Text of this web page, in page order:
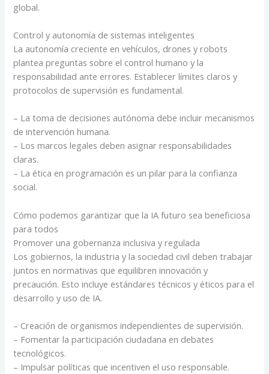
global.
Control y autonomía de sistemas inteligentes
La autonomía creciente en vehículos, drones y robots
plantea preguntas sobre el control humano y la
responsabilidad ante errores. Establecer límites claros y
protocolos de supervisión es fundamental.
– La toma de decisiones autónoma debe incluir mecanismos
de intervención humana.
– Los marcos legales deben asignar responsabilidades
claras.
– La ética en programación es un pilar para la confianza
social.
Cómo podemos garantizar que la IA futuro sea beneficiosa
para todos
Promover una gobernanza inclusiva y regulada
Los gobiernos, la industria y la sociedad civil deben trabajar
juntos en normativas que equilibren innovación y
precaución. Esto incluye estándares técnicos y éticos para el
desarrollo y uso de IA.
– Creación de organismos independientes de supervisión.
– Fomentar la participación ciudadana en debates
tecnológicos.
– Impulsar políticas que incentiven el uso responsable.